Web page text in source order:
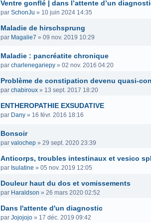
Ventre gonflé | dans l’attente d’un
par SchonJu » 10 juin 2024 14:35
Maladie de hirschsprung
par Magalie7 » 09 nov. 2019 10:29
Maladie : pancréatite chronique
par charlenegariepy » 02 nov. 2016 04:20
Problème de constipation devenu quasi-
par chabiroux » 13 sept. 2017 18:20
ENTHEROPATHIE EXSUDATIVE
par Dany » 16 févr. 2016 18:16
Bonsoir
par valochep » 29 sept. 2020 23:39
Anticorps, troubles intestinaux et vesico
par Isulatine » 05 nov. 2019 12:05
Douleur haut du dos et vomissements
par Haraldson » 26 mars 2020 02:52
Dans l'attente d'un diagnostic
par Jojojojo » 17 déc. 2019 09:42